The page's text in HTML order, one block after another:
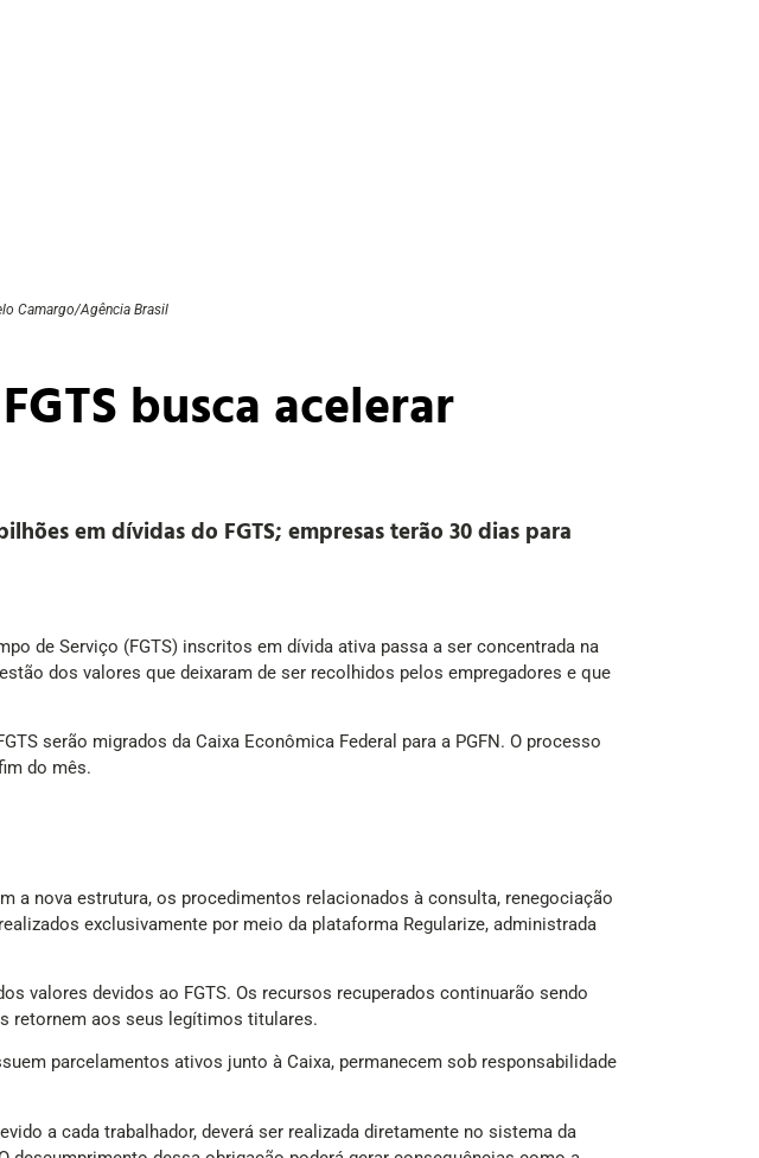
Camargo/Agência Brasil
busca acelerar
em dívidas do FGTS; empresas terão 30 dias para
de Serviço (FGTS) inscritos em dívida ativa passa a ser concentrada na
dos valores que deixaram de ser recolhidos pelos empregadores e que
serão migrados da Caixa Econômica Federal para a PGFN. O processo
do mês.
a nova estrutura, os procedimentos relacionados à consulta, renegociação
exclusivamente por meio da plataforma Regularize, administrada
valores devidos ao FGTS. Os recursos recuperados continuarão sendo
retornem aos seus legítimos titulares.
parcelamentos ativos junto à Caixa, permanecem sob responsabilidade
a cada trabalhador, deverá ser realizada diretamente no sistema da